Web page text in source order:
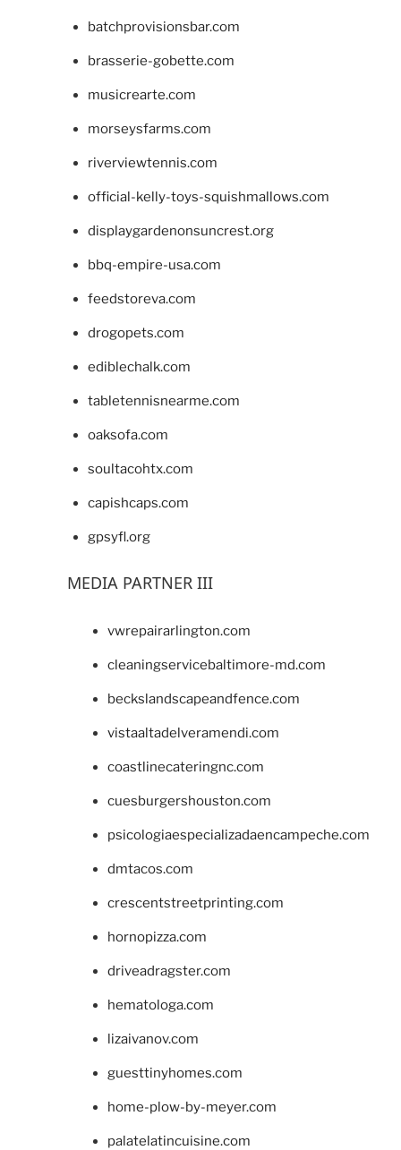
batchprovisionsbar.com
brasserie-gobette.com
musicrearte.com
morseysfarms.com
riverviewtennis.com
official-kelly-toys-squishmallows.com
displaygardenonsuncrest.org
bbq-empire-usa.com
feedstoreva.com
drogopets.com
ediblechalk.com
tabletennisnearme.com
oaksofa.com
soultacohtx.com
capishcaps.com
gpsyfl.org
MEDIA PARTNER III
vwrepairarlington.com
cleaningservicebaltimore-md.com
beckslandscapeandfence.com
vistaaltadelveramendi.com
coastlinecateringnc.com
cuesburgershouston.com
psicologiaespecializadaencampeche.com
dmtacos.com
crescentstreetprinting.com
hornopizza.com
driveadragster.com
hematologa.com
lizaivanov.com
guesttinyhomes.com
home-plow-by-meyer.com
palatelatincuisine.com